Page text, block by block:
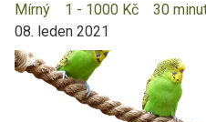
Mírný 1 - 1000 Kč
30
08. leden 2021